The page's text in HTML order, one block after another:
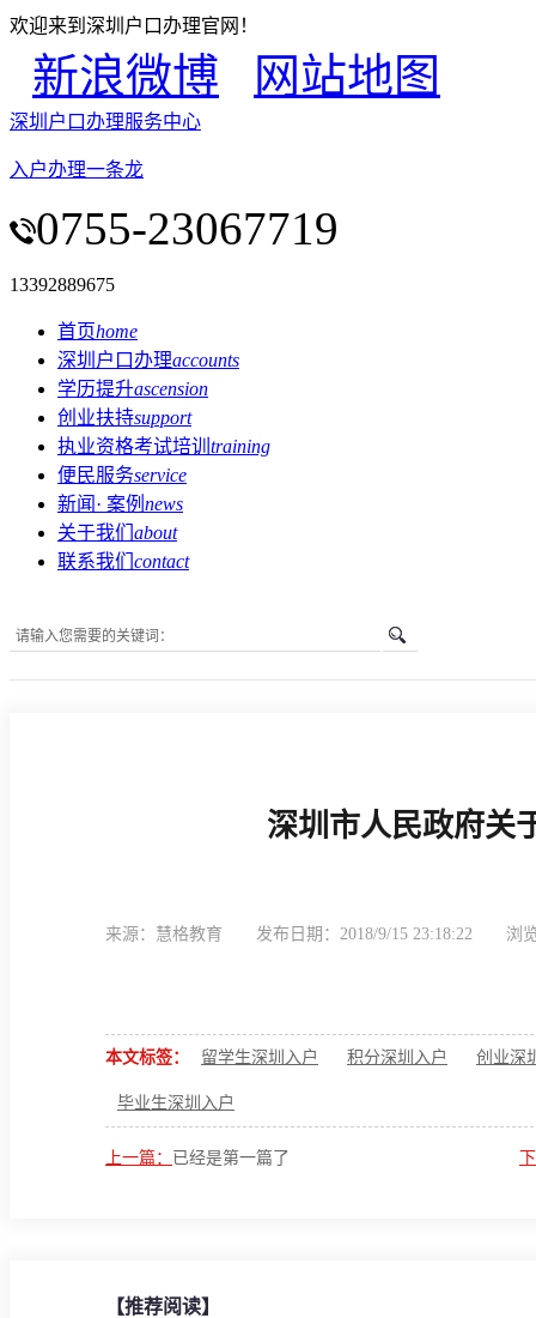
欢迎来到深圳户口办理官网！
新浪微博 网站地图
深圳户口办理服务中心
入户办理一条龙
0755-23067719
13392889675
首页home
深圳户口办理accounts
学历提升ascension
创业扶持support
执业资格考试培训 training
便民服务service
新闻· 案例 news
关于我们 about
联系我们 contact
深圳市人民政府关
来源：慧格教育 发布日期：2018/9/15 23:18:22 浏
本文标签： 留学生深圳入户 积分深圳入户 创业深
毕业生深圳入户
上一篇： 已经是第一篇了
【推荐阅读】